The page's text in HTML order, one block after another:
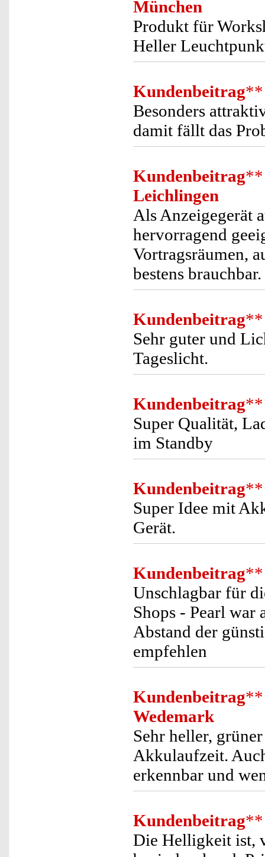
München
Produkt für
Heller
Kundenbeitrag**
Besonders
damit fällt das
Kundenbeitrag**
Leichlingen
Als Anzeigegerät
hervorragend
Vortragsräumen,
bestens brauchbar.
Kundenbeitrag**
Sehr guter und
Tageslicht.
Kundenbeitrag**
Super Qualität,
im Standby
Kundenbeitrag**
Super Idee mit
Gerät.
Kundenbeitrag**
Unschlagbar für
Shops - Pearl war
Abstand der
empfehlen
Kundenbeitrag**
Wedemark
Sehr heller,
Akkulaufzeit.
erkennbar und
Kundenbeitrag**
Die Helligkeit ist,